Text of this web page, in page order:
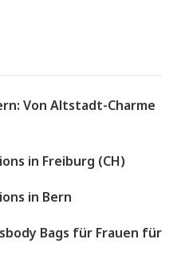
Von Altstadt-Charme
in Freiburg (CH)
in Bern
Bags für Frauen für